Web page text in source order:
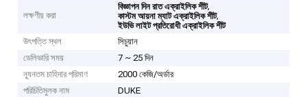
লক্ষণীয় করা
বিজ্ঞাপন দিন রাত এক্রাইলিক শীট,
কাস্টম আয়না ম্যাট এক্রাইলিক শীট,
ইউভি লাইট প্রতিরোধী এক্রাইলিক শীট
উৎপত্তি স্থল
সিচুয়ান
ডেলিভারি সময়
7 ~ 25 দিন
ন্যূনতম চাহিদার পরিমাণ
2000 কেজি/অর্ডার
পরিচিতিমুলক নাম
DUKE